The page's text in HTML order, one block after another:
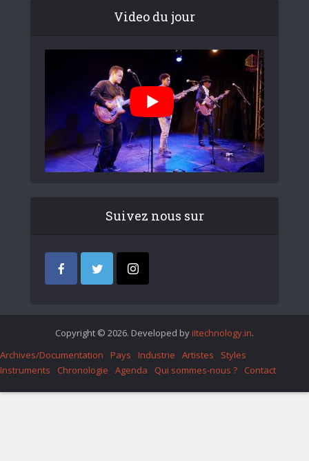
Video du jour
Suivez nous sur
Copyright © 2026. Developed by iItechnology.in.
Archives/Documentation
Pays Industrie Artistes
Styles
Instruments
Chronologie Agenda Qui sommes-nous ? Contact